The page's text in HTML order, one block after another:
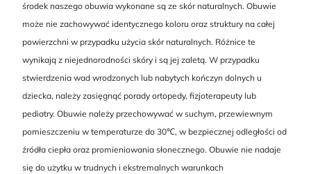
środek naszego obuwia wykonane są ze skór naturalnych. Obuwie
może nie zachowywać identycznego koloru oraz struktury na całej
powierzchni w przypadku użycia skór naturalnych. Różnice te
wynikają z niejednorodności skóry i są jej zaletą. W przypadku
stwierdzenia wad wrodzonych lub nabytych kończyn dolnych u
dziecka, należy zasięgnąć porady ortopedy, fizjoterapeuty lub
pediatry. Obuwie należy przechowywać w suchym, przewiewnym
pomieszczeniu w temperaturze do 30℃, w bezpiecznej odległości od
źródła ciepła oraz promieniowania słonecznego. Obuwie nie nadaje
się do użytku w trudnych i ekstremalnych warunkach